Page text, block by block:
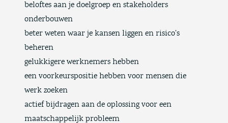
beloftes aan je doelgroep en stakeholders
onderbouwen
beter weten waar je kansen liggen en risico’s
beheren
gelukkigere werknemers hebben
een voorkeurspositie hebben voor mensen die
werk zoeken
actief bijdragen aan de oplossing voor een
maatschappelijk probleem